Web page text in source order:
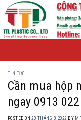
Skip
content
TIN TỨC
Cần mua hộp
ngay 0913
POSTED ON20 THÁNG 8, 2022 BY